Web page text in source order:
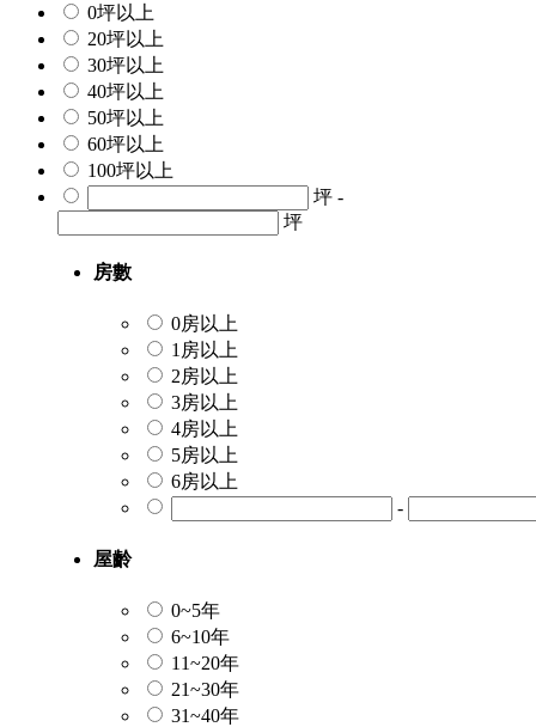
0坪以上
20坪以上
30坪以上
40坪以上
50坪以上
60坪以上
100坪以上
坪 -
坪
房數
0房以上
1房以上
2房以上
3房以上
4房以上
5房以上
6房以上
-
屋齡
0~5年
6~10年
11~20年
21~30年
31~40年